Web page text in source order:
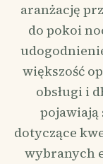
aranżację
do pokoi
większość
obsługi i
pojawiają
dotyczące
wybranych